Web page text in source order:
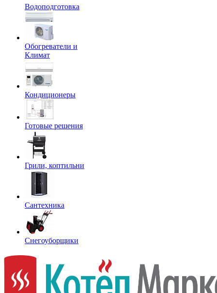
Водоподготовка
Обогреватели и
Климат
Кондиционеры
Готовые решения
Грили, коптильни
Сантехника
Снегоуборщики